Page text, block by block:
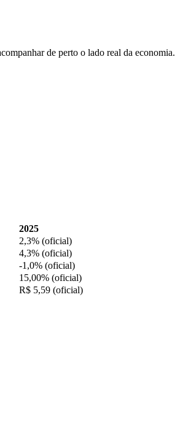
de perto o lado real da economia.
2025
2,3% (oficial)
4,3% (oficial)
-1,0% (oficial)
15,00% (oficial)
R$ 5,59 (oficial)